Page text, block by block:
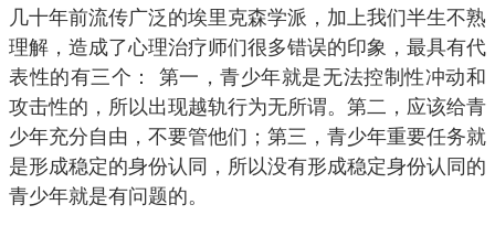
几十年前流传广泛的埃里克森学派，加上我们半生不熟
理解，造成了心理治疗师们很多错误的印象，最具有代
表性的有三个： 第一，青少年就是无法控制性冲动和
攻击性的，所以出现越轨行为无所谓。第二，应该给青
少年充分自由，不要管他们；第三，青少年重要任务就
是形成稳定的身份认同，所以没有形成稳定身份认同的
青少年就是有问题的。